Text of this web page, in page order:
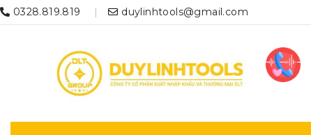
0328.819.819 duylinhtools@gmail.com